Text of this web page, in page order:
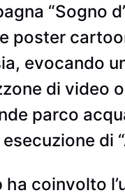
“Sogno
poster
evocando
di video
parco
di
coinvolto